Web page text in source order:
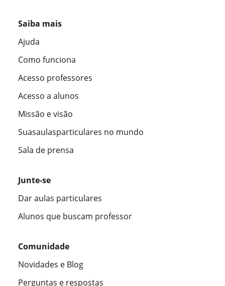
Saiba mais
Ajuda
Como funciona
Acesso professores
Acesso a alunos
Missão e visão
Suasaulasparticulares no mundo
Sala de prensa
Junte-se
Dar aulas particulares
Alunos que buscam professor
Comunidade
Novidades e Blog
Perguntas e respostas